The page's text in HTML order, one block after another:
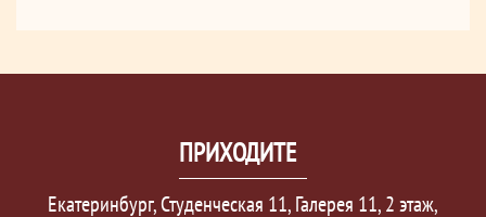
ПРИХОДИТЕ
Екатеринбург, Студенческая 11, Галерея 11, 2 этаж,